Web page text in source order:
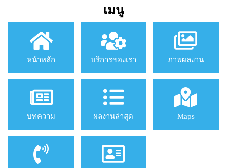
เมนู
หน้าหลัก บริการของเรา ภาพผลงาน
บทความ ผลงานล่าสุด Maps